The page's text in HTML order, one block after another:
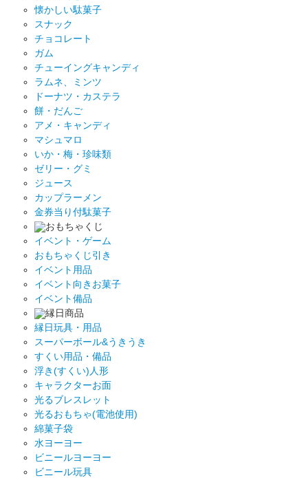
懐かしい駄菓子
スナック
チョコレート
ガム
チューイングキャンディ
ラムネ、ミンツ
ドーナツ・カステラ
餅・だんご
アメ・キャンディ
マシュマロ
いか・梅・珍味類
ゼリー・グミ
ジュース
カップラーメン
金券当り付駄菓子
おもちゃくじ
イベント・ゲーム
おもちゃくじ引き
イベント用品
イベント向きお菓子
イベント備品
縁日商品
縁日玩具・用品
スーパーボール&うきうき
すくい用品・備品
浮き(すくい)人形
キャラクターお面
光るブレスレット
光るおもちゃ(電池使用)
綿菓子袋
水ヨーヨー
ビニールヨーヨー
ビニール玩具